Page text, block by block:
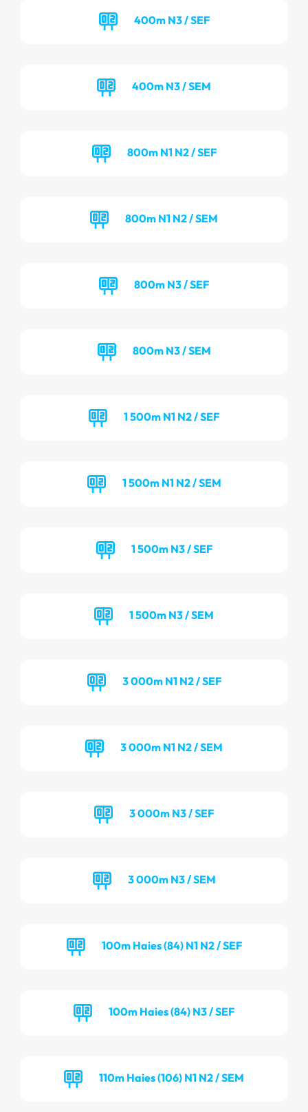
400m N3 / SEF
400m N3 / SEM
800m N1 N2 / SEF
800m N1 N2 / SEM
800m N3 / SEF
800m N3 / SEM
1 500m N1 N2 / SEF
1 500m N1 N2 / SEM
1 500m N3 / SEF
1 500m N3 / SEM
3 000m N1 N2 / SEF
3 000m N1 N2 / SEM
3 000m N3 / SEF
3 000m N3 / SEM
100m Haies (84) N1 N2 / SEF
100m Haies (84) N3 / SEF
110m Haies (106) N1 N2 / SEM